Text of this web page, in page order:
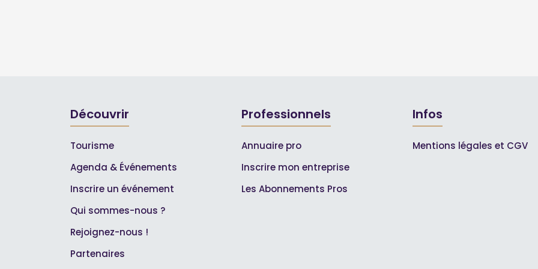
Découvrir
Tourisme
Agenda & Événements
Inscrire un événement
Qui sommes-nous ?
Rejoignez-nous !
Partenaires
Professionnels
Annuaire pro
Inscrire mon entreprise
Les Abonnements Pros
Infos
Mentions légales et CGV